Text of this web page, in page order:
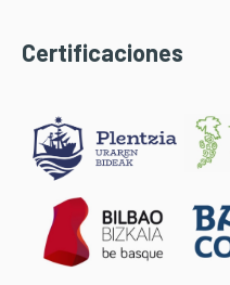
Certificaciones